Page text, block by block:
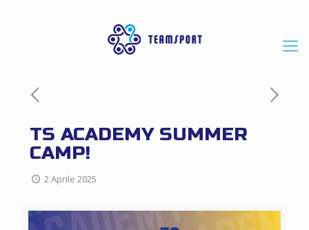
TS ACADEMY SUMMER
CAMP!
2 Aprile 2025